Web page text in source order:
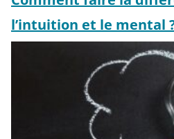
l’intuition et le mental